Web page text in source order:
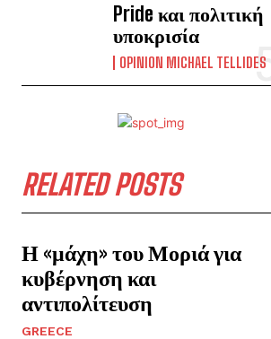
Pride και πολιτική
υποκρισία
OPINION MICHAEL TELLIDES
RELATED POSTS
Η «μάχη» του Μοριά για
κυβέρνηση και
αντιπολίτευση
GREECE